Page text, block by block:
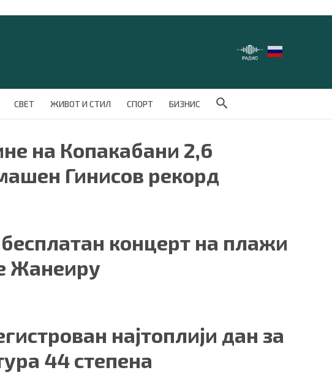
СВЕТ ЖИВОТ И СТИЛ СПОРТ БИЗНИС
Search Button
на Копакабани 2,6
Гинисов рекорд
концерт на плажи
Жанеиру
најтоплији дан за
44 степена